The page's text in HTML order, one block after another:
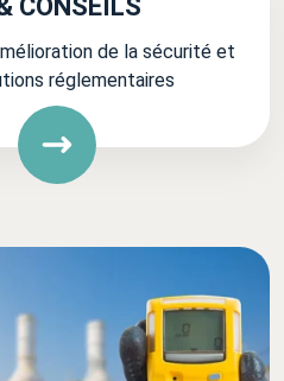
CONSEILS
de la sécurité et
réglementaires